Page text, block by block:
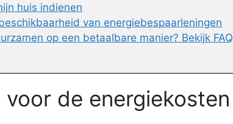
huis indienen
van energiebespaarleningen
op een betaalbare manier? Bekijk FAQ
de energiekosten